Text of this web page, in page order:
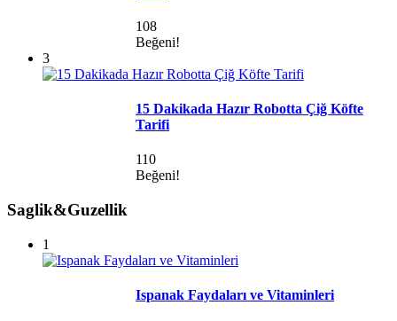
108
Beğeni!
3
15 Dakikada Hazır Robotta Çiğ Köfte
Tarifi
110
Beğeni!
Saglik&Guzellik
1
Ispanak Faydaları ve Vitaminleri